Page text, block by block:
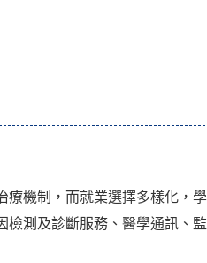
療機制，而就業選擇多樣化，
檢測及診斷服務、醫學通訊、